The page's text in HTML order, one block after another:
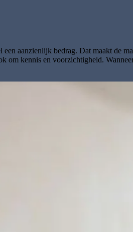
aanzienlijk bedrag. Dat maakt de
om kennis en voorzichtigheid.